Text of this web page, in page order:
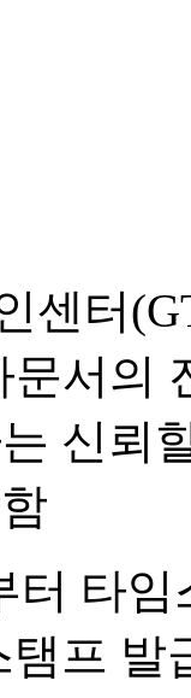
센터
서의
신뢰